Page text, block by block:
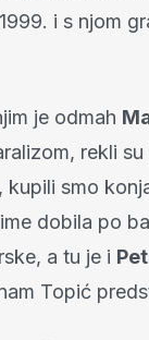
i s njom
je odmah
rekli
smo
dobila po
a tu je i
Topić